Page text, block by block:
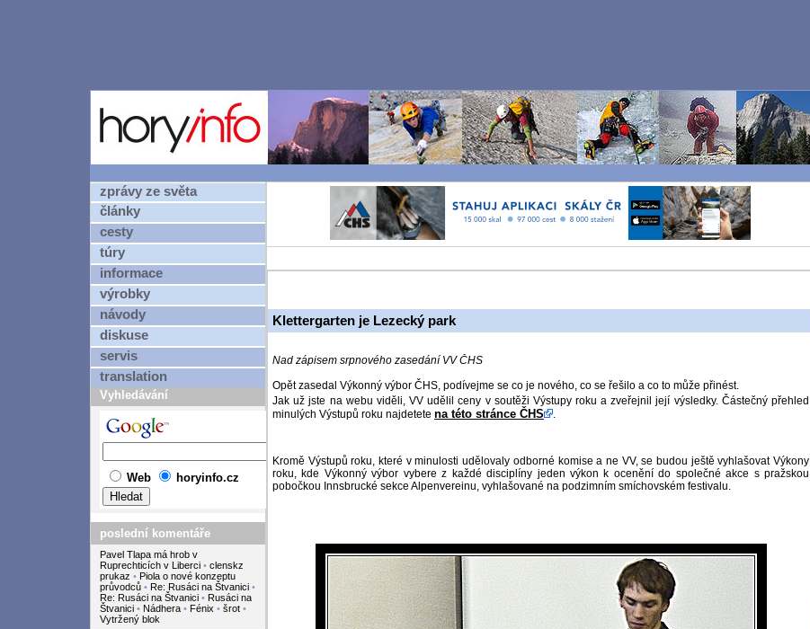
zprávy ze světa
články
cesty
túry
informace
výrobky
návody
diskuse
servis
translation
Vyhledávání
Web horyinfo.cz
poslední komentáře
Pavel Tlapa má hrob v
Ruprechticích v Liberci • clenskz
prukaz • Piola o nové konzeptu
průvodců • Re: Rusáci na Štvanici •
Re: Rusáci na Štvanici • Rusáci na
Štvanici • Nádhera • Fénix • šrot •
Vytržený blok
Klettergarten je Lezecký park
Nad zápisem srpnového zasedání VV ČHS
Opět zasedal Výkonný výbor ČHS, podívejme se co je nového, co se řešilo a co to může přinést.
Jak už jste na webu viděli, VV udělil ceny v soutěži Výstupy roku a zveřejnil její výsledky. Částečný přehled
minulých Výstupů roku najdetete na této stránce ČHS .
Kromě Výstupů roku, které v minulosti udělovaly odborné komise a ne VV, se budou ještě vyhlašovat Výkony
roku, kde Výkonný výbor vybere z každé disciplíny jeden výkon k ocenění do společné akce s pražskou
pobočkou Innsbrucké sekce Alpenvereinu, vyhlašované na podzimním smíchovském festivalu.